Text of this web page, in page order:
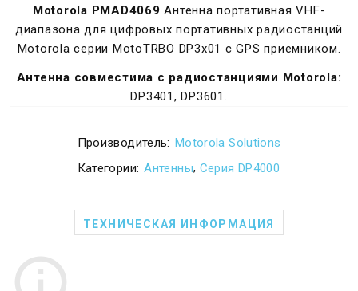
Motorola PMAD4069 Антенна портативная VHF-
диапазона для цифровых портативных радиостанций
Motorola серии MotoTRBO DP3x01 с GPS приемником.
Антенна совместима с радиостанциями Motorola:
DP3401, DP3601.
Производитель: Motorola Solutions
Категории: Антенны, Серия DP4000
ТЕХНИЧЕСКАЯ ИНФОРМАЦИЯ